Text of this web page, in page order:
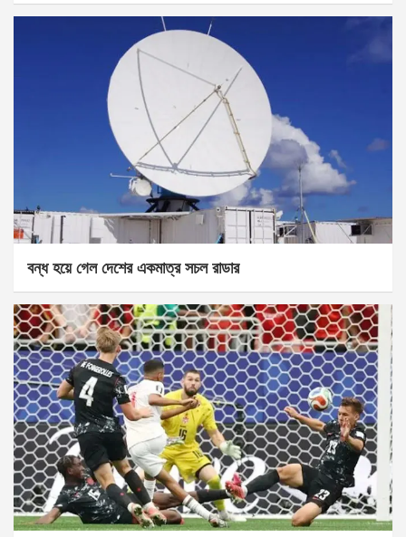
বন্ধ হয়ে গেল দেশের একমাত্র সচল রাডার